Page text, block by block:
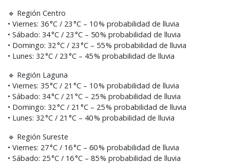
🔹 Región Centro
• Viernes: 36 °C / 23 °C – 10 % probabilidad de lluvia
• Sábado: 34 °C / 23 °C – 50 % probabilidad de lluvia
• Domingo: 32 °C / 23 °C – 55 % probabilidad de lluvia
• Lunes: 32 °C / 23 °C – 45 % probabilidad de lluvia
🔹 Región Laguna
• Viernes: 35 °C / 21 °C – 10 % probabilidad de lluvia
• Sábado: 34 °C / 21 °C – 25 % probabilidad de lluvia
• Domingo: 32 °C / 21 °C – 25 % probabilidad de lluvia
• Lunes: 32 °C / 21 °C – 40 % probabilidad de lluvia
🔹 Región Sureste
• Viernes: 27 °C / 16 °C – 60 % probabilidad de lluvia
• Sábado: 25 °C / 16 °C – 85 % probabilidad de lluvia